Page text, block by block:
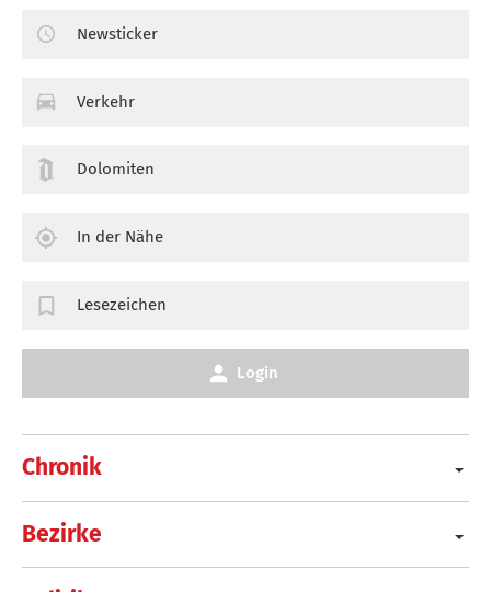
Chronik
Bezirke
Newsticker
Verkehr
Dolomiten
In der Nähe
Lesezeichen
Login